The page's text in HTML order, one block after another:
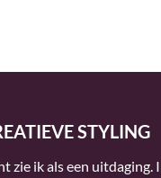
STYLING
zie ik als een uitdaging.